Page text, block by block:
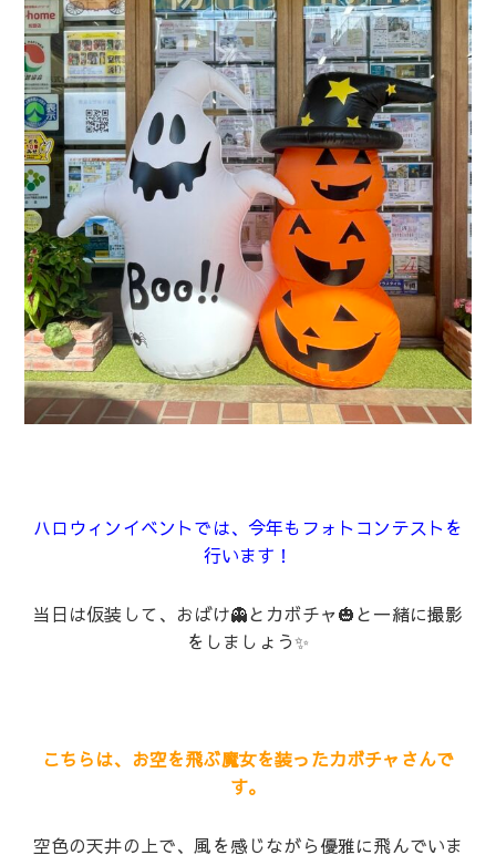
ハロウィンイベントでは、今年もフォトコンテストを
行います！
当日は仮装して、おばけ👻とカボチャ🎃と一緒に撮影
をしましょう✨
こちらは、お空を飛ぶ魔女を装ったカボチャさんで
す。
空色の天井の上で、風を感じながら優雅に飛んでいま